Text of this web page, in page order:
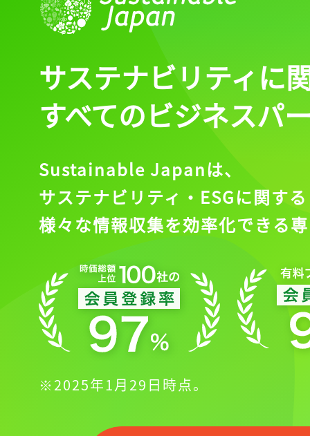
サステナビリティに
すべてのビジネスパ
Sustainable Japanは、
サステナビリティ・ESGに関する
様々な情報収集を効率化できる
※2025年1月29日時点。